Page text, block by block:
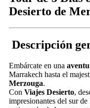
Desierto de
Descripción
Embárcate en una
Marrakech hasta el
Merzouga.
Con Viajes Desierto,
impresionantes del sur